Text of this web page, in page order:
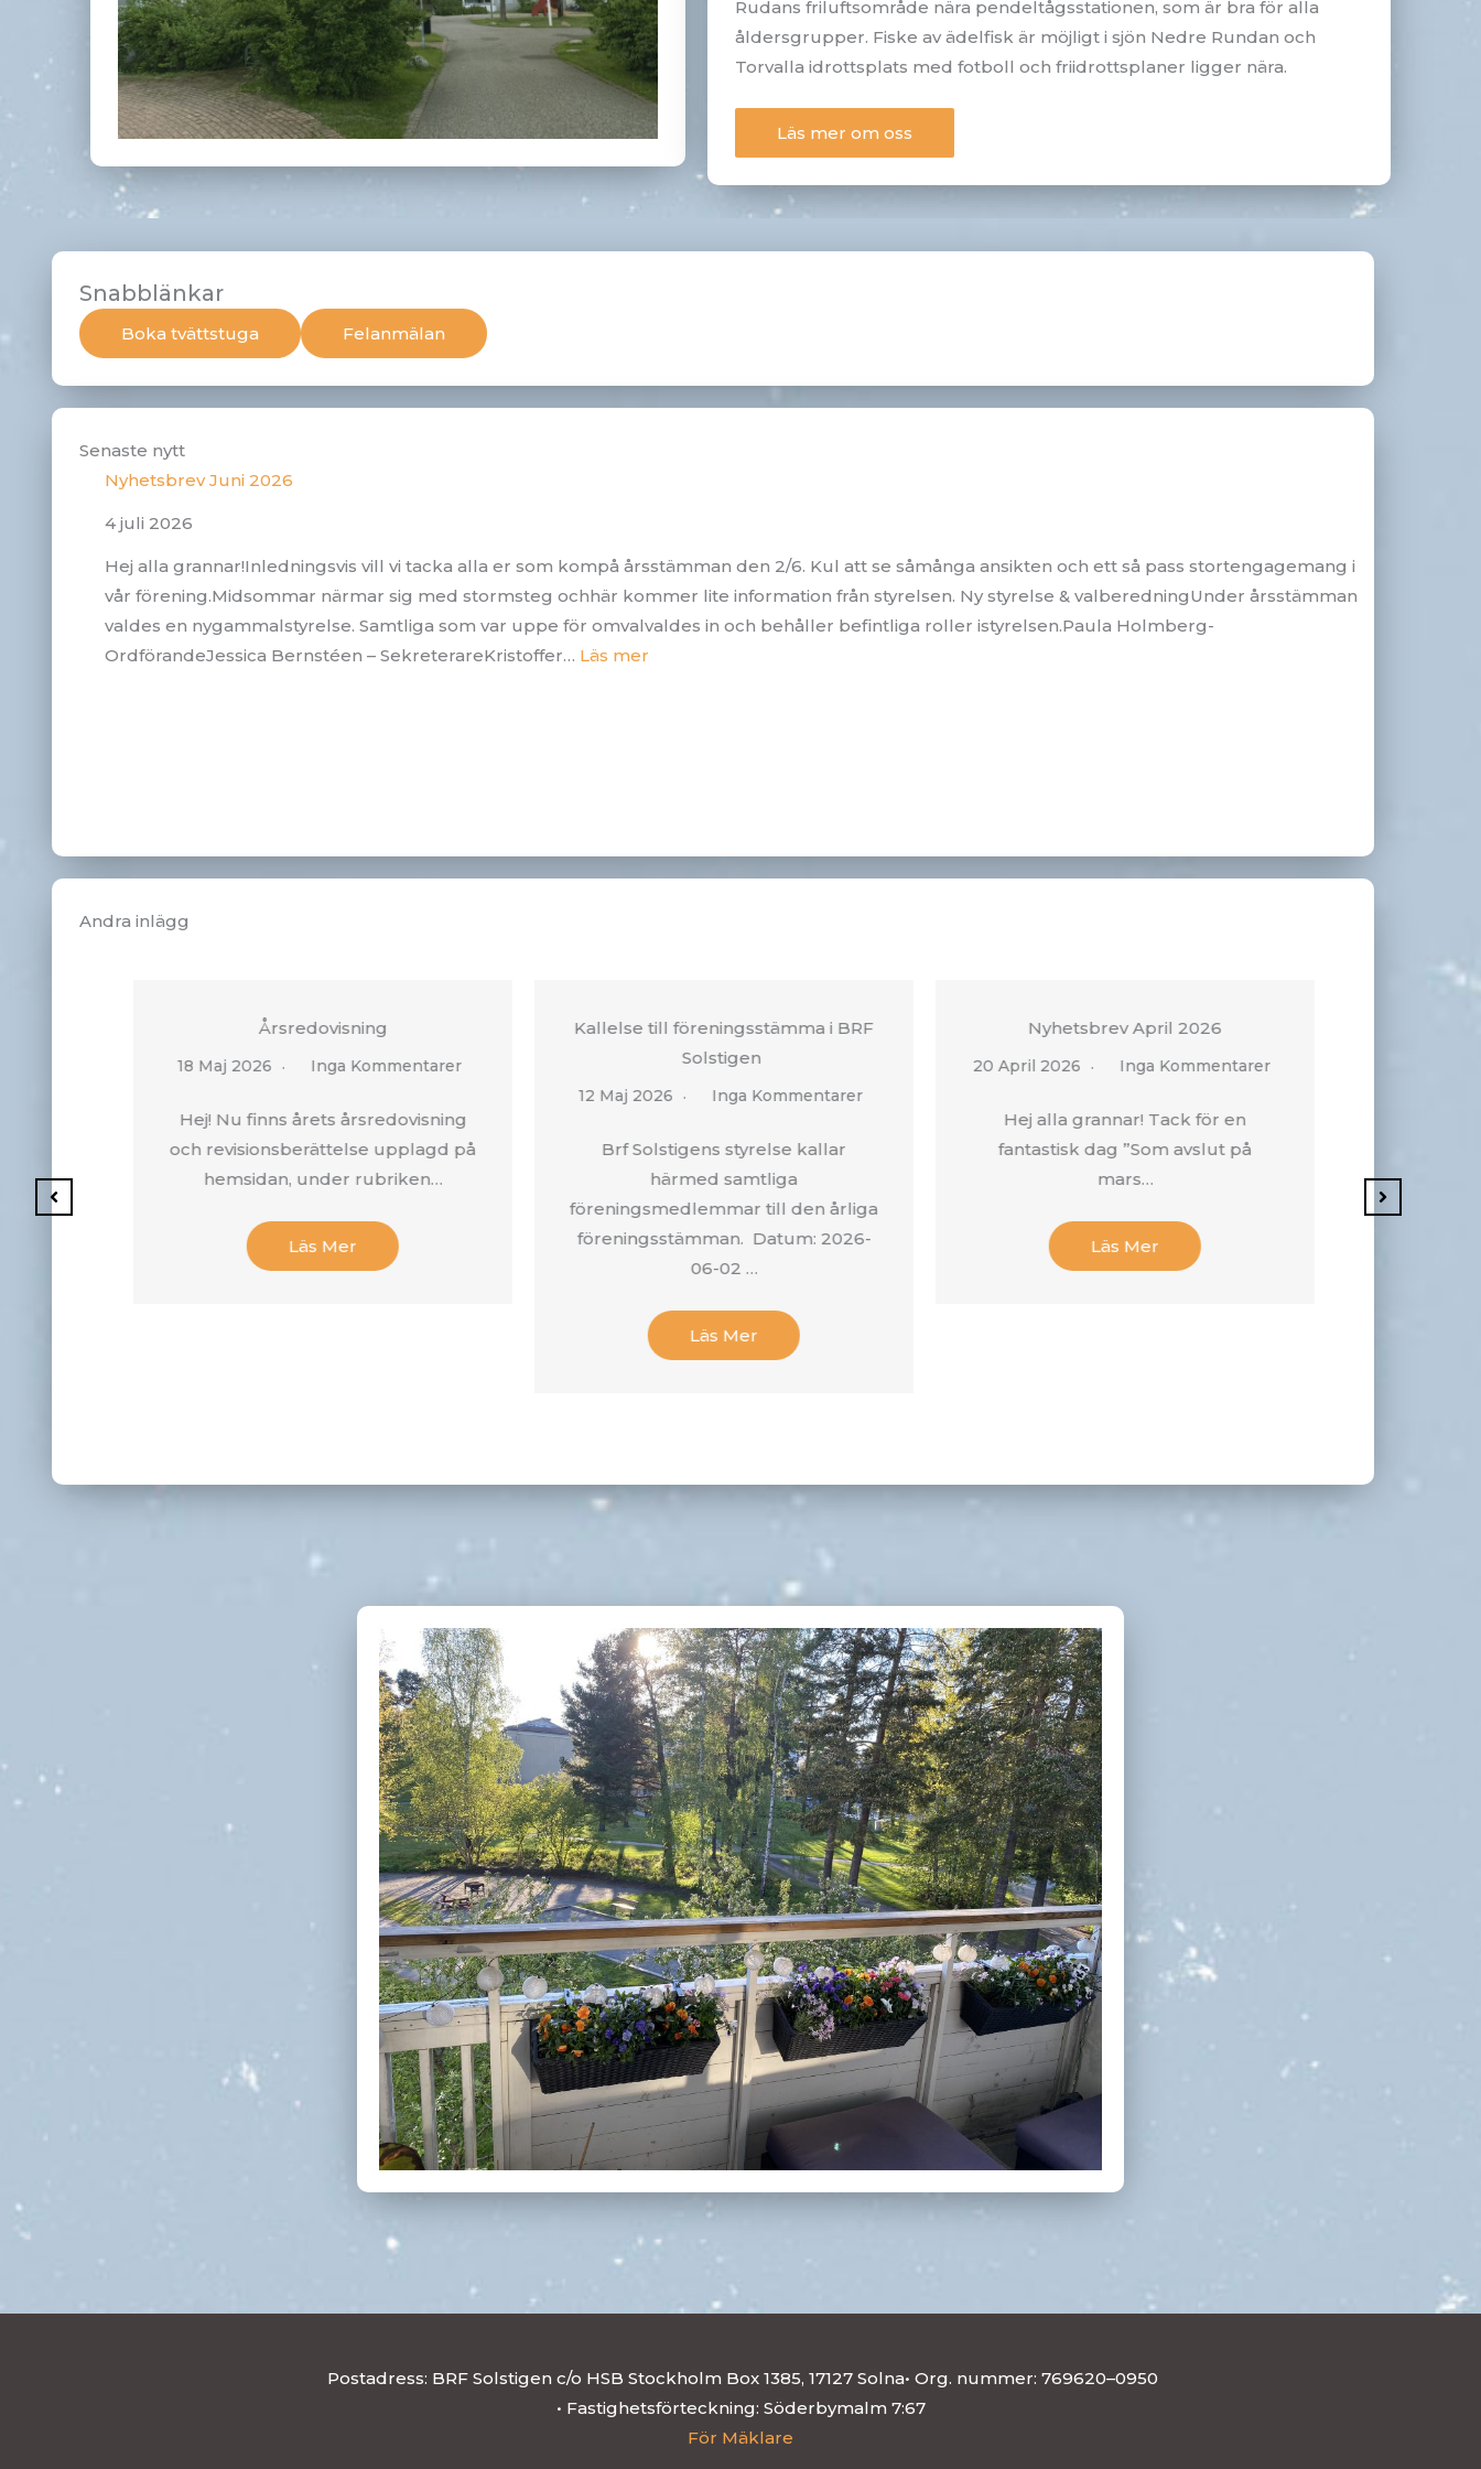
Rudans friluftsområde nära pendeltågsstationen, som är bra för alla
åldersgrupper. Fiske av ädelfisk är möjligt i sjön Nedre Rundan och
Torvalla idrottsplats med fotboll och friidrottsplaner ligger nära.
Läs mer om oss
Snabblänkar
Boka tvättstuga Felanmälan
Senaste nytt
Nyhetsbrev Juni 2026
4 juli 2026
Hej alla grannar!Inledningsvis vill vi tacka alla er som kompå årsstämman den 2/6. Kul att se såmånga ansikten och ett så pass stortengagemang i
vår förening.Midsommar närmar sig med stormsteg ochhär kommer lite information från styrelsen. Ny styrelse & valberedningUnder årsstämman
valdes en nygammalstyrelse. Samtliga som var uppe för omvalvaldes in och behåller befintliga roller istyrelsen.Paula Holmberg-
OrdförandeJessica Bernstéen – SekreterareKristoffer… Läs mer:
Andra inlägg
Årsredovisning
18 Maj 2026 Inga Kommentarer
Hej! Nu finns årets årsredovisning
och revisionsberättelse upplagd på
hemsidan, under rubriken…
Läs Mer
Kallelse till föreningsstämma i BRF
Solstigen
12 Maj 2026 Inga Kommentarer
Brf Solstigens styrelse kallar
härmed samtliga
föreningsmedlemmar till den årliga
föreningsstämman. Datum: 2026-
06-02 …
Läs Mer
Nyhetsbrev April 2026
20 April 2026 Inga Kommentarer
Hej alla grannar! Tack för en
fantastisk dag ”Som avslut på
mars…
Läs Mer
Postadress: BRF Solstigen c/o HSB Stockholm Box 1385, 17127 Solna• Org. nummer: 769620–0950
• Fastighetsförteckning: Söderbymalm 7:67
För Mäklare